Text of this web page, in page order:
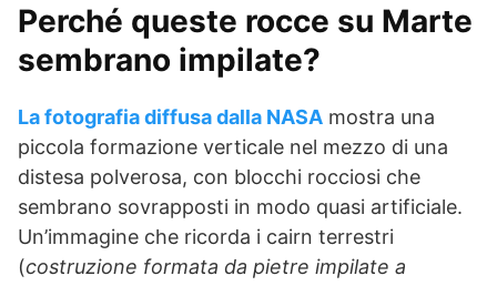
Perché queste rocce su Marte
sembrano impilate?
La fotografia diffusa dalla NASA mostra una
piccola formazione verticale nel mezzo di una
distesa polverosa, con blocchi rocciosi che
sembrano sovrapposti in modo quasi artificiale.
Un’immagine che ricorda i cairn terrestri
(costruzione formata da pietre impilate a